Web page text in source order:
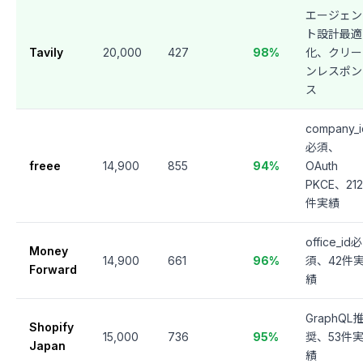
Tavily 20,000 427 98%
エージェン
ト設計最適
化、クリー
ンレスポン
ス
freee 14,900 855 94%
必須、
OAuth
PKCE、212
件実績
Money
Forward
14,900 661 96%
office_id必
須、42件
績
Shopify
Japan
15,000 736 95%
GraphQL推
奨、53件実
績